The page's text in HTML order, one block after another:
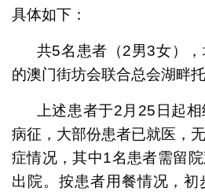
具体如下：
共5名患者（2男3女）
的澳门街坊会联合总会湖畔
上述患者于2月25日起
病征，大部份患者已就医，
症情况，其中1名患者需留
出院。按患者用餐情况，初